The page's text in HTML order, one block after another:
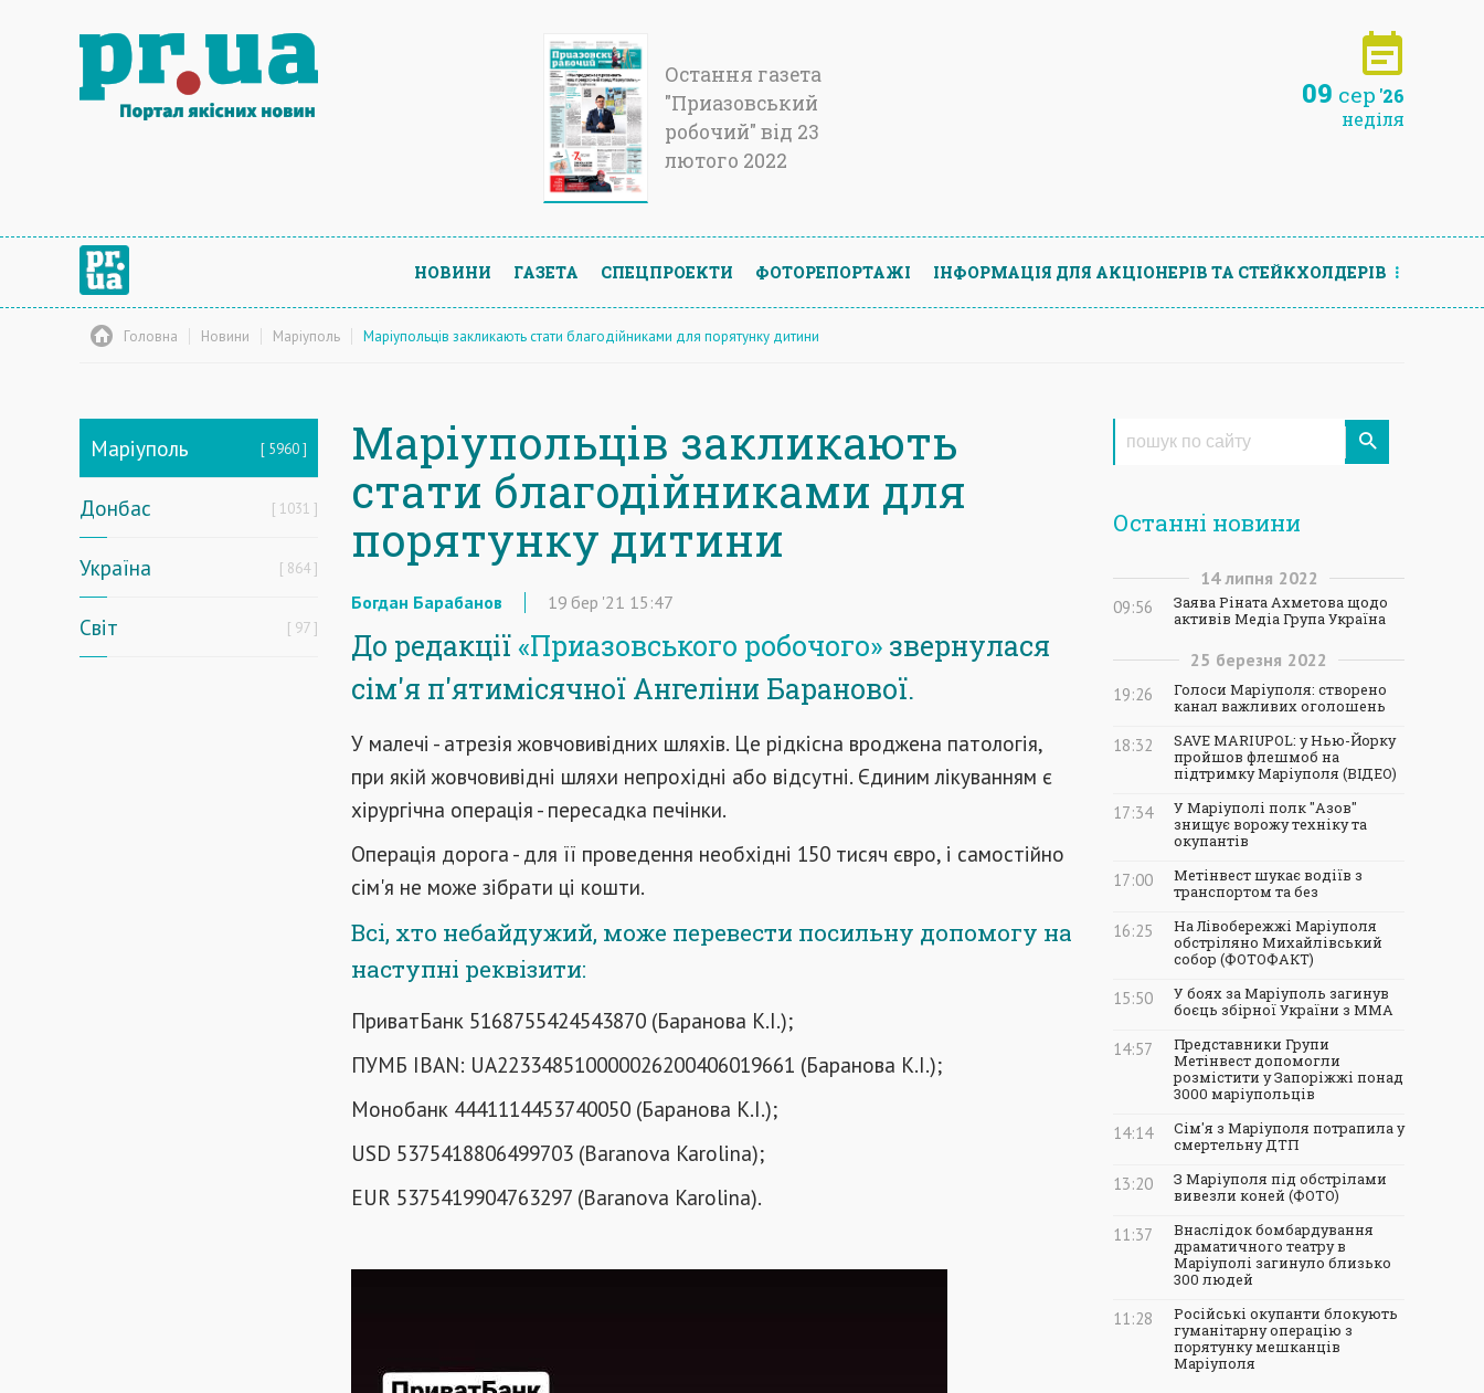
Остання газета
"Приазовський
робочий" від 23
лютого 2022
09 сер '26
неділя
НОВИНИ ГАЗЕТА СПЕЦПРОЕКТИ ФОТОРЕПОРТАЖІ ІНФОРМАЦIЯ ДЛЯ АКЦIОНЕРIВ ТА СТЕЙКХОЛДЕРIВ
Головна Новини Маріуполь Маріупольців закликають стати благодійниками для порятунку дитини
Маріуполь 5960
Донбас 1031
Україна 864
Світ 97
Маріупольців закликають
стати благодійниками для
порятунку дитини
Богдан Барабанов 19 бер '21 15:47
До редакції«Приазовського робочого» звернулася
сім'я п'ятимісячної Ангеліни Баранової.
У малечі - атрезія жовчовивідних шляхів. Це рідкісна вроджена патологія,
при якій жовчовивідні шляхи непрохідні або відсутні. Єдиним лікуванням є
хірургічна операція - пересадка печінки.
Операція дорога - для її проведення необхідні 150 тисяч євро, і самостійно
сім'я не може зібрати ці кошти.
Всі, хто небайдужий, може перевести посильну допомогу на
наступні реквізити:
ПриватБанк 5168755424543870 (Баранова К.І.);
ПУМБ IBAN: UА223348510000026200406019661 (Баранова К.І.);
Монобанк 4441114453740050 (Баранова К.І.);
USD 5375418806499703 (Baranova Karolina);
EUR 5375419904763297 (Baranova Karolina).
Останні новини
14 липня 2022
09:56
Заява Ріната Ахметова щодо
активів Медіа Група Україна
25 березня 2022
19:26
Голоси Маріуполя: створено
канал важливих оголошень
18:32
SAVE MARIUPOL: у Нью-Йорку
пройшов флешмоб на
підтримку Маріуполя (ВІДЕО)
17:34
У Маріуполі полк "Азов"
знищує ворожу техніку та
окупантів
17:00
Метінвест шукає водіїв з
транспортом та без
16:25
На Лівобережжі Маріуполя
обстріляно Михайлівський
собор (ФОТОФАКТ)
15:50
У боях за Маріуполь загинув
боєць збірної України з ММА
14:57
Представники Групи
Метінвест допомогли
розмістити у Запоріжжі понад
3000 маріупольців
14:14
Сім'я з Маріуполя потрапила у
смертельну ДТП
13:20
З Маріуполя під обстрілами
вивезли коней (ФОТО)
11:37
Внаслідок бомбардування
драматичного театру в
Маріуполі загинуло близько
300 людей
11:28
Російські окупанти блокують
гуманітарну операцію з
порятунку мешканців
Маріуполя